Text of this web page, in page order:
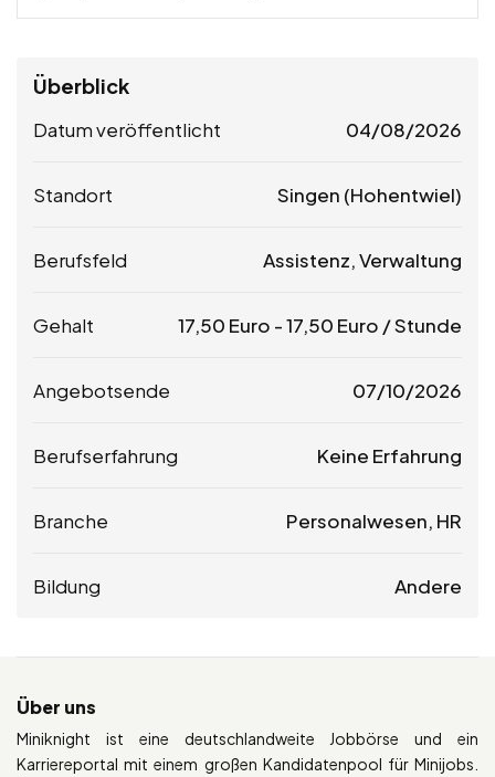
Überblick
Datum veröffentlicht 04/08/2026
Standort Singen (Hohentwiel)
Berufsfeld Assistenz, Verwaltung
Gehalt 17,50 Euro -17,50 Euro / Stunde
Angebotsende 07/10/2026
Berufserfahrung Keine Erfahrung
Branche Personalwesen, HR
Bildung Andere
Über uns
Miniknight ist eine deutschlandweite Jobbörse und ein
Karriereportal mit einem großen Kandidatenpool für Minijobs.